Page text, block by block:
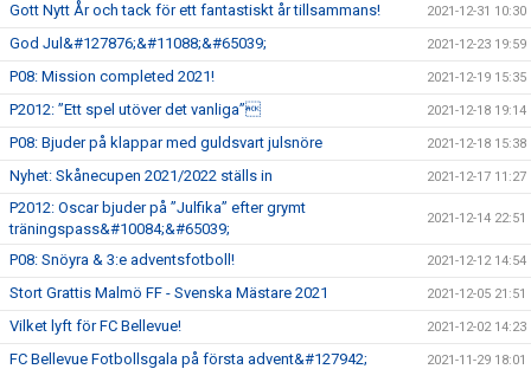
Gott Nytt År och tack för ett fantastiskt år tillsammans! 2021-12-31 10:30
God Jul&#127876;&#11088;&#65039; 2021-12-23 19:59
P08: Mission completed 2021! 2021-12-19 15:35
P2012: ”Ett spel utöver det vanliga” 2021-12-18 19:14
P08: Bjuder på klappar med guldsvart julsnöre 2021-12-18 15:38
Nyhet: Skånecupen 2021/2022 ställs in 2021-12-17 11:27
P2012: Oscar bjuder på ”Julfika” efter grymt
träningspass&#10084;&#65039;
2021-12-14 22:51
P08: Snöyra & 3:e adventsfotboll! 2021-12-12 14:54
Stort Grattis Malmö FF - Svenska Mästare 2021 2021-12-05 21:51
Vilket lyft för FC Bellevue! 2021-12-02 14:23
FC Bellevue Fotbollsgala på första advent&#127942; 2021-11-29 18:01